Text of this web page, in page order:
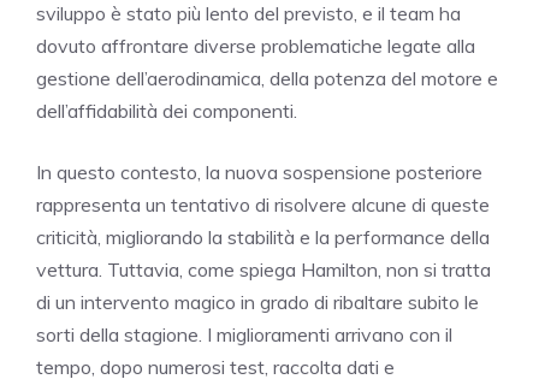
sviluppo è stato più lento del previsto, e il team ha
dovuto affrontare diverse problematiche legate alla
gestione dell’aerodinamica, della potenza del motore e
dell’affidabilità dei componenti.
In questo contesto, la nuova sospensione posteriore
rappresenta un tentativo di risolvere alcune di queste
criticità, migliorando la stabilità e la performance della
vettura. Tuttavia, come spiega Hamilton, non si tratta
di un intervento magico in grado di ribaltare subito le
sorti della stagione. I miglioramenti arrivano con il
tempo, dopo numerosi test, raccolta dati e